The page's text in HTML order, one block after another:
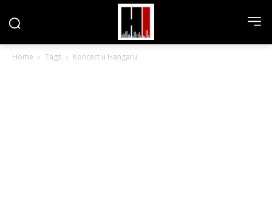
Home Tags Koncert u Hangaru